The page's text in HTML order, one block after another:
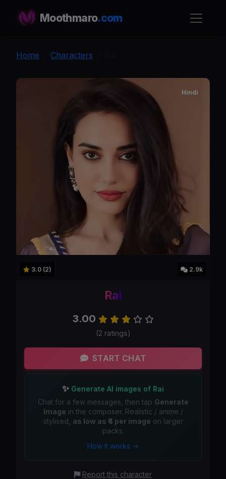
Moothmaro.com
Home Characters
R
3.0 (2) 2.9k
Hindi
Rai
3.00
(2 ratings)
START CHAT
✨ Generate AI images of Rai
Chat for a few messages, then tap Generate
Image in the composer. Realistic / anime /
stylised, as low as ₹4 per image on larger
packs.
How it works →
Report this character